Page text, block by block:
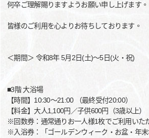
何卒ご理解賜りますようお願い申し上げます。
皆様のご利用を心よりお待ちしております。
＜期間＞ 令和8年 5月2日(土)～5日(火・祝)
■3階 大浴場
【時間】10:30～21:00 （最終受付20:00）
【料金】大人1,100円／子供600円（3歳以上）
※回数券：通常通りお一人様1枚でご利用いた
※入浴券：「ゴールデンウィーク・お盆・年